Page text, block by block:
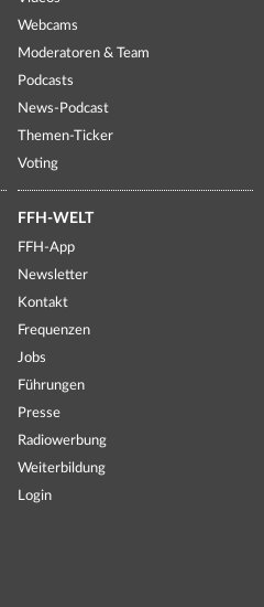
Webcams
Moderatoren & Team
Podcasts
News-Podcast
Themen-Ticker
Voting
FFH-WELT
FFH-App
Newsletter
Kontakt
Frequenzen
Jobs
Führungen
Presse
Radiowerbung
Weiterbildung
Login